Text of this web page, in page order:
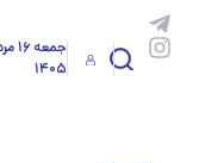
جمعه
۱۴۰۵